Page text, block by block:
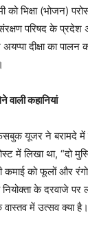
को भिक्षा (भोजन)
परिषद के प्रदेश
दीक्षा का पालन
वाली कहानियां
यूजर ने बरामदे में
में लिखा था, “दो
को फूलों और
के दरवाजे पर
वास्तव में उत्सव क्या है।